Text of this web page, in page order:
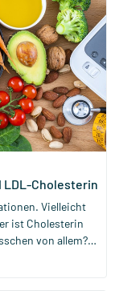
LDL-Cholesterin
Vielleicht
ist Cholesterin
von allem?